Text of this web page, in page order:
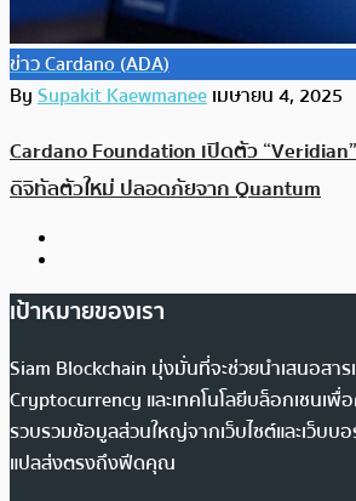
ข่าว Cardano (ADA)
BySupakit Kaewmaneeเมษายน 4, 2025
Cardano Foundation เปิดตัว
ดิจิทัลตัวใหม่ ปลอดภัยจาก Quantum
เป้าหมายของเรา
Siam Blockchain มุ่งมั่นที่จะช่วยนำเสนอสา
Cryptocurrency และเทคโนโลยีบล็อกเชนเพื่
รวบรวมข้อมูลส่วนใหญ่จากเว็บไซต์และเว็บบ
แปลส่งตรงถึงฟีดคุณ